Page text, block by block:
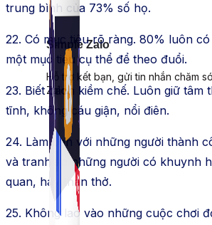
Simple Zalo
Hỗ trợ kết bạn, gửi tin nhắn chăm
Zalo.
trung bình của 73% số họ.
22. Có mục tiêu rõ ràng. 80% luôn
một mục tiêu cụ thể để theo đuổi.
23. Biết cách kiềm chế. Luôn giữ tâm
tĩnh, không cáu giận, nổi điên.
24. Làm bạn với những người thành
và tranh xa những người có khuynh
quan, hay than thở.
25. Không lao vào những cuộc chơi